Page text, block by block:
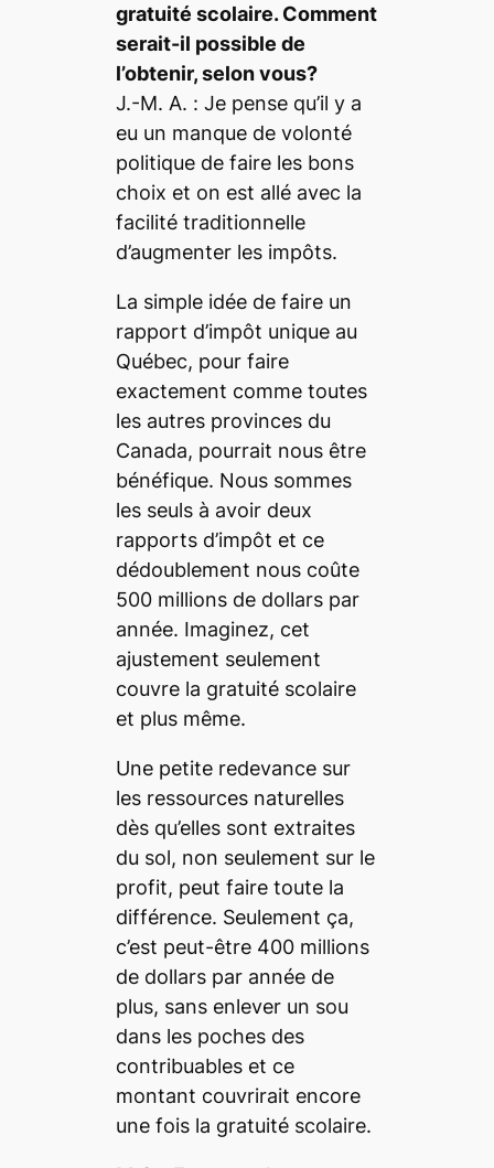
gratuité scolaire. Comment
serait-il possible de
l’obtenir, selon vous?
J.-M. A. : Je pense qu’il y a
eu un manque de volonté
politique de faire les bons
choix et on est allé avec la
facilité traditionnelle
d’augmenter les impôts.
La simple idée de faire un
rapport d’impôt unique au
Québec, pour faire
exactement comme toutes
les autres provinces du
Canada, pourrait nous être
bénéfique. Nous sommes
les seuls à avoir deux
rapports d’impôt et ce
dédoublement nous coûte
500 millions de dollars par
année. Imaginez, cet
ajustement seulement
couvre la gratuité scolaire
et plus même.
Une petite redevance sur
les ressources naturelles
dès qu’elles sont extraites
du sol, non seulement sur le
profit, peut faire toute la
différence. Seulement ça,
c’est peut-être 400 millions
de dollars par année de
plus, sans enlever un sou
dans les poches des
contribuables et ce
montant couvrirait encore
une fois la gratuité scolaire.